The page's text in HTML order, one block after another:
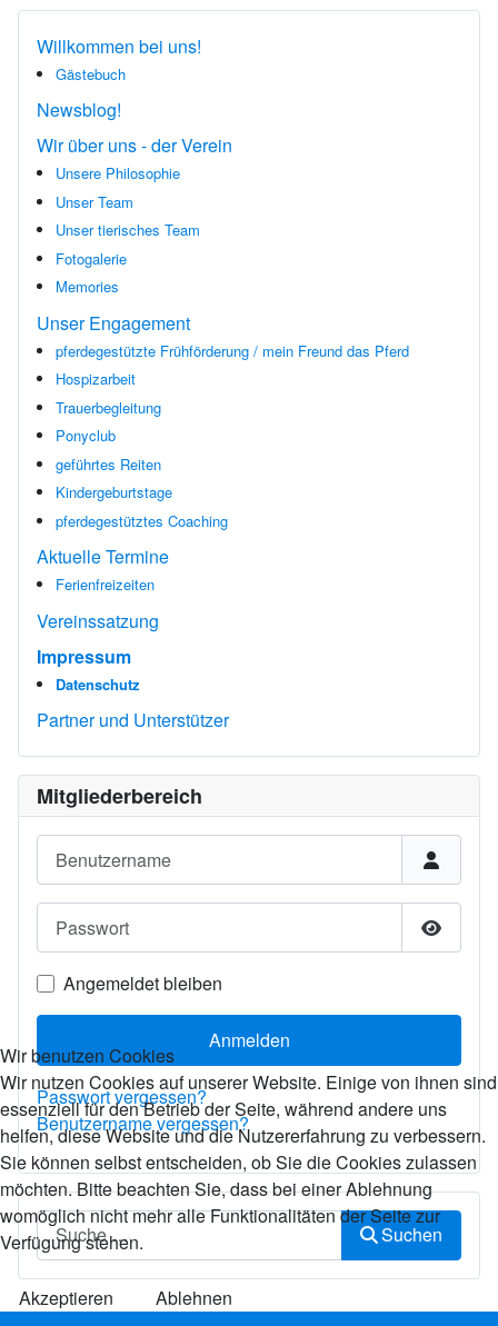
Willkommen bei uns!
Gästebuch
Newsblog!
Wir über uns - der Verein
Unsere Philosophie
Unser Team
Unser tierisches Team
Fotogalerie
Memories
Unser Engagement
pferdegestützte Frühförderung / mein Freund das Pferd
Hospizarbeit
Trauerbegleitung
Ponyclub
geführtes Reiten
Kindergeburtstage
pferdegestütztes Coaching
Aktuelle Termine
Ferienfreizeiten
Vereinssatzung
Impressum
Datenschutz
Partner und Unterstützer
Mitgliederbereich
Benutzername
Passwort
Angemeldet bleiben
Anmelden
Passwort vergessen?
Benutzername vergessen?
Suchen
Suchen
Wir benutzen Cookies
Wir nutzen Cookies auf unserer Website. Einige von ihnen sind
essenziell für den Betrieb der Seite, während andere uns
helfen, diese Website und die Nutzererfahrung zu verbessern.
Sie können selbst entscheiden, ob Sie die Cookies zulassen
möchten. Bitte beachten Sie, dass bei einer Ablehnung
womöglich nicht mehr alle Funktionalitäten der Seite zur
Verfügung stehen.
Akzeptieren
Ablehnen